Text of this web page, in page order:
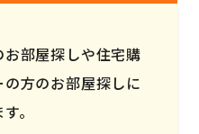
部屋探しや住宅購
方のお部屋探しに
。